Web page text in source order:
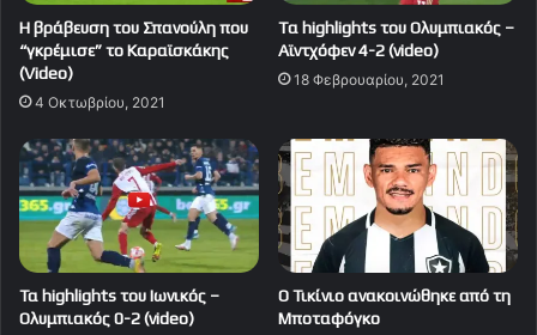
Η βράβευση του Σπανούλη που
“γκρέμισε” το Καραϊσκάκης
(Video)
4 Οκτωβρίου, 2021
Tα highlights του Ολυμπιακός –
Αϊντχόφεν 4-2 (video)
18 Φεβρουαρίου, 2021
Τα highlights του Ιωνικός –
Ολυμπιακός 0-2 (video)
Ο Τικίνιο ανακοινώθηκε από τη
Μποταφόγκο